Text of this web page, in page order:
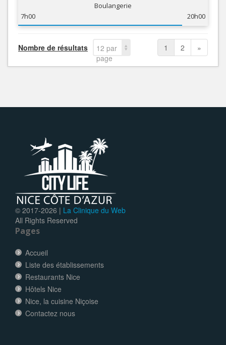
Boulangerie
7h00
20h00
Nombre de résultats
12 par
page
1 2 »
© 2017-2026 | La Clinique du Web
All Rights Reserved
Pages
Accueil
Liste des établissements
Restaurants Nice
Hôtels Nice
Nice, la cuisine Niçoise
Contactez nous